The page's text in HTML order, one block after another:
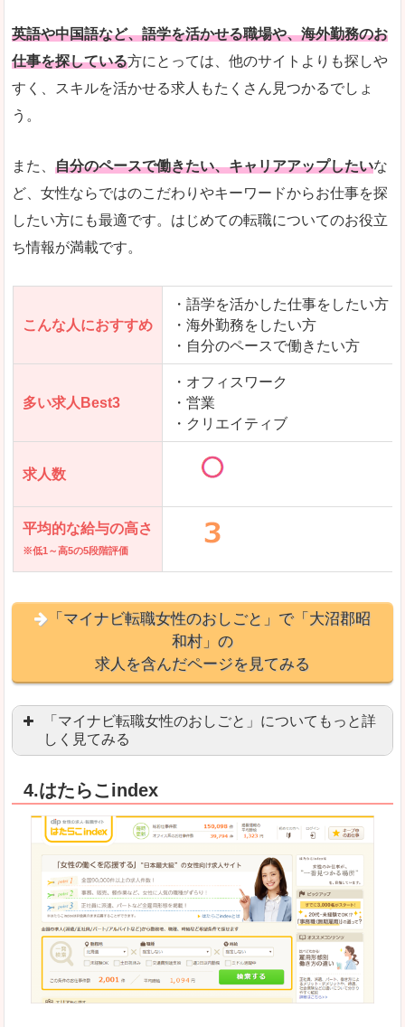
自分でうまく仕事を探せなくても、会員登録をす
人気度 「エン転職」全体として、会員数がとても多い印
多少検索しづらいのですが、掲載情報はパッと目
「エン転職ウーマン」で「大沼郡昭和村」の
英語や中国語など、語学を活かせる職場や、海外勤務のお
仕事を探している方にとっては、他のサイトよりも探しや
すく、スキルを活かせる求人もたくさん見つかるでしょ
う。
また、 自分のペースで働きたい、キャリアアップしたいな
ど、女性ならではのこだわりやキーワードからお仕事を探
したい方にも最適です。はじめての転職についてのお役立
ち情報が満載です。
こんな人におすすめ
・語学を活かした仕事をしたい方
・海外勤務をしたい方
・自分のペースで働きたい方
多い求人Best3
・オフィスワーク
・営業
・クリエイティブ
求人数
平均的な給与の高さ
※低1～高5の5段階評価
「マイナビ転職女性のおしごと」で「大沼郡昭
和村」の
求人を含んだページを見てみる
「マイナビ転職女性のおしごと」についてもっと詳
しく見てみる
良いところ
「自分のペースで働きたい」「キャリアアップ」
はじめての転職についてのお役立ち情報が満載で
悪いところ
求人の掲載が少し見づらい印象があります。求人
給与が見た目ですぐにわからないことが多いです
4.はたらこindex